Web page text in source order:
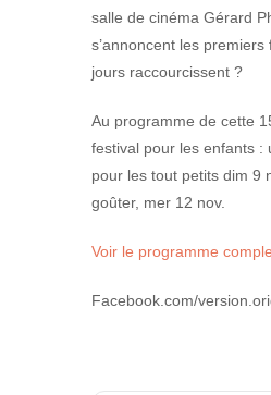
salle de cinéma Gérard
s’annoncent les
jours raccourcissent ?
Au programme de cette
festival pour les enfants :
pour les tout petits dim 9
goûter, mer 12 nov.
Voir le programme
Facebook.com/